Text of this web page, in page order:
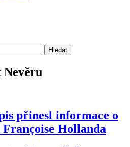
Nevěru
přinesl informace o
Hollanda